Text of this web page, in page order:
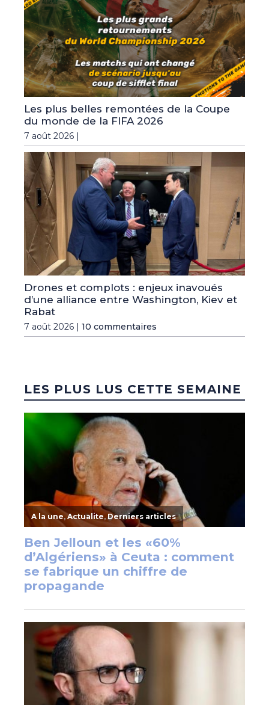
Les plus belles remontées de la Coupe
du monde de la FIFA 2026
7 août 2026 |
Drones et complots : enjeux inavoués
d’une alliance entre Washington, Kiev et
Rabat
7 août 2026 | 10 commentaires
LES PLUS LUS CETTE SEMAINE